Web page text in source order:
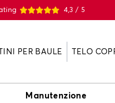
4,3 / 5
PER BAULE TELO
Manutenzione